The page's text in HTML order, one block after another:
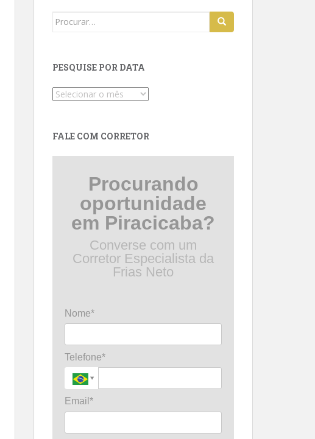
Search
PESQUISE POR DATA
Pesquise
FALE COM CORRETOR
Procurando
oportunidade
em Piracicaba?
Converse com um
Corretor Especialista da
Frias Neto
Nome*
Telefone*
Email*